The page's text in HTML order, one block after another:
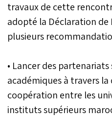
travaux de cette
adopté la Déclaration
plusieurs
• Lancer des
académiques à travers la
coopération entre les
instituts supérieurs